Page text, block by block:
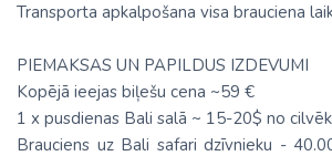
Transporta apkalpošana visa brauciena
PIEMAKSAS UN PAPILDUS IZDEVUMI
Kopējā ieejas biļešu cena ~59 €
1 x pusdienas Bali salā ~ 15-20$ no
Brauciens uz Bali safari dzīvnieku -